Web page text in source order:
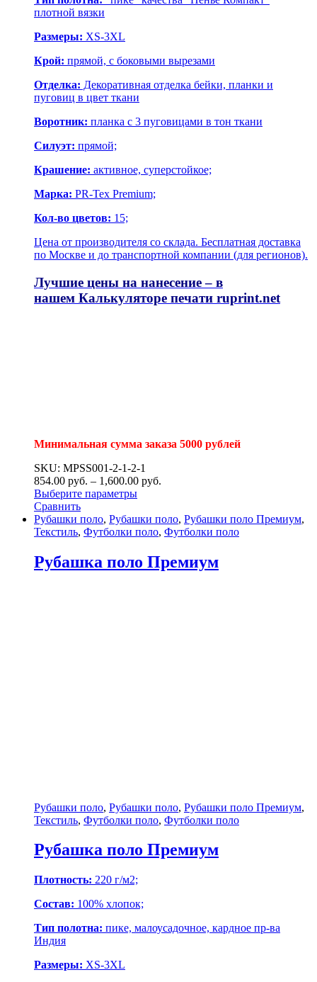
плотной вязки
Размеры: XS-3XL
Крой: прямой, с боковыми вырезами
Отделка: Декоративная отделка бейки, планки и
пуговиц в цвет ткани
Воротник: планка с 3 пуговицами в тон ткани
Силуэт: прямой;
Крашение: активное, суперстойкое;
Марка: PR-Tex Premium;
Кол-во цветов: 15;
Цена от производителя со склада. Бесплатная доставка
по Москве и до транспортной компании (для регионов).
Лучшие цены на нанесение – в
нашем Калькуляторе печати ruprint.net
Минимальная сумма заказа 5000 рублей
SKU: MPSS001-2-1-2-1
854.00 руб. – 1,600.00 руб.
Выберите параметры
Сравнить
Рубашки поло, Рубашки поло, Рубашки поло Премиум,
Текстиль, Футболки поло, Футболки поло
Рубашка поло Премиум
Рубашки поло, Рубашки поло, Рубашки поло Премиум,
Текстиль, Футболки поло, Футболки поло
Рубашка поло Премиум
Плотность: 220 г/м2;
Состав: 100% хлопок;
Тип полотна: пике, малоусадочное, кардное пр-ва
Индия
Размеры: XS-3XL